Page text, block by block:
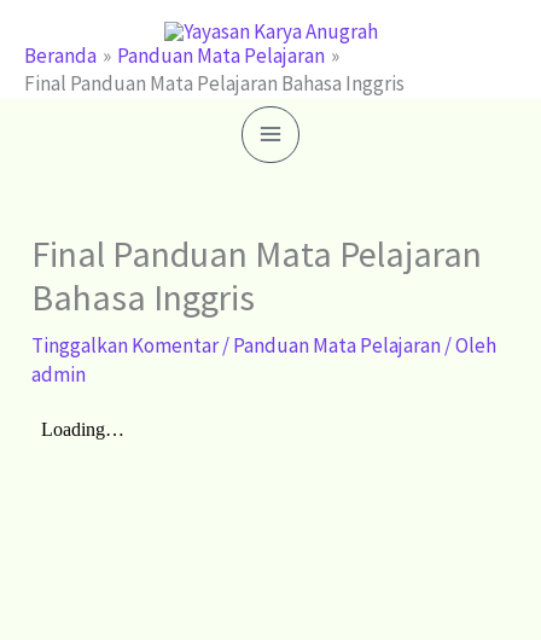
konten
Beranda
Panduan Mata Pelajaran
Final Panduan Mata Pelajaran Bahasa Inggris
Final Panduan Mata Pelajaran
Bahasa Inggris
Tinggalkan Komentar/Panduan Mata Pelajaran/ Oleh
admin